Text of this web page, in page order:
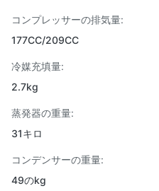
コンプレッサーの排気量:
177CC/209CC
冷媒充填量:
2.7kg
蒸発器の重量:
31キロ
コンデンサーの重量:
49のkg